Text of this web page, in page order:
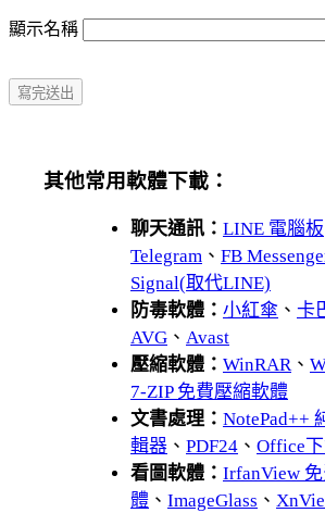
顯示名稱
其他常用軟體下載：
聊天通訊： LINE 電腦板
Telegram 、 FB
Signal(取代LINE)
防毒軟體： 小紅傘 、 卡
AVG 、 Avast
壓縮軟體： WinRAR、
7-ZIP 免費壓縮軟體
文書處理： NotePad++
輯器 、 PDF24 、 Office
看圖軟體： IrfanView
體 、 ImageGlass 、